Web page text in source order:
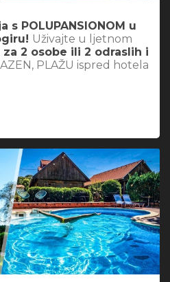
s POLUPANSIONOM u
Uživajte u ljetnom
2 osobe ili 2 odraslih i
PLAŽU ispred hotela